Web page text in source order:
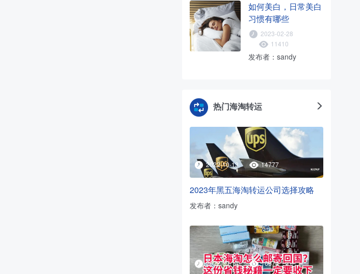
如何美白，日常美白
习惯有哪些
2023-02-28
11410
发布者：sandy
热门海淘转运
2022-10-13 14777
2023年黑五海淘转运公司选择攻略
发布者：sandy
2022-09-14 16674